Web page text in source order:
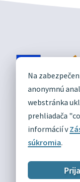
Na
anonymnú
webstránka
prehliadača
informácií v
súkromia.
Technický
Správca obsahu:
Posledná
Mapa
Zásady ochrany